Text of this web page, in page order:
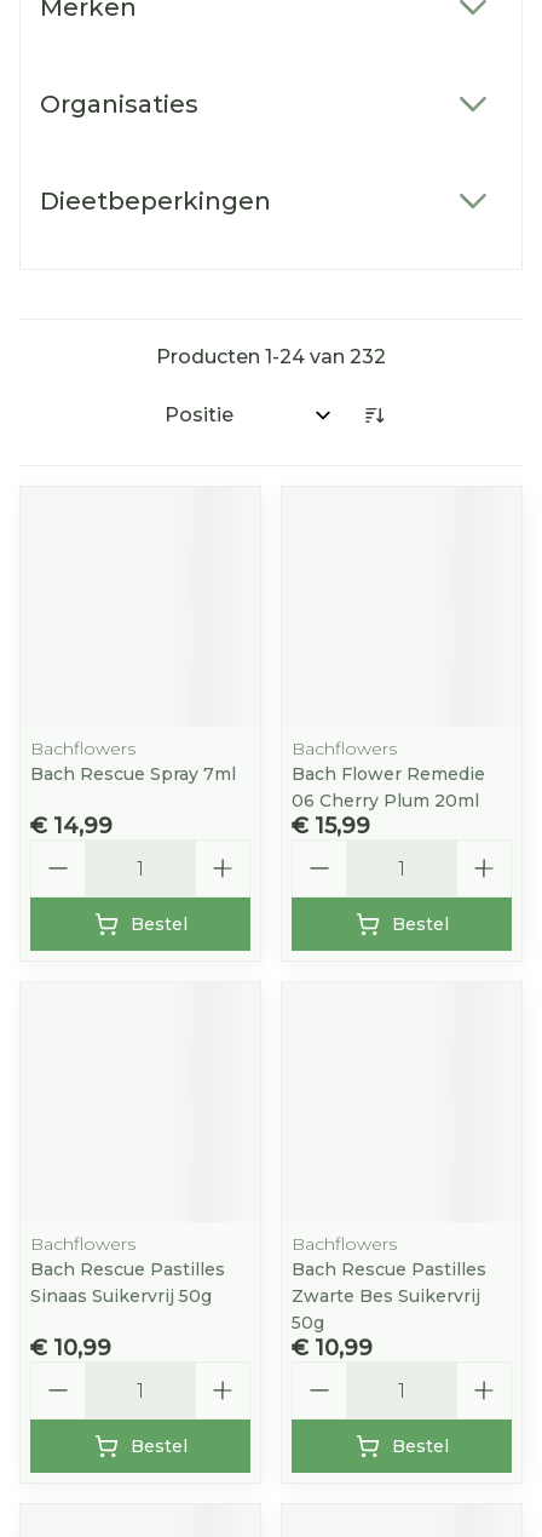
Merken
Organisaties
Dieetbeperkingen
Producten 1-24 van 232
Sorteer op:
Bachflowers
Bach Rescue Spray 7ml
€ 14,99
Bestel
Bachflowers
Bach Flower Remedie
06 Cherry Plum 20ml
€ 15,99
Bestel
Bachflowers
Bach Rescue Pastilles
Sinaas Suikervrij 50g
€ 10,99
Bestel
Bachflowers
Bach Rescue Pastilles
Zwarte Bes Suikervrij
50g
€ 10,99
Bestel